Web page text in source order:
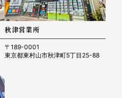
秋津営業所
〒189-0001
東京都東村山市秋津町5丁目25-88